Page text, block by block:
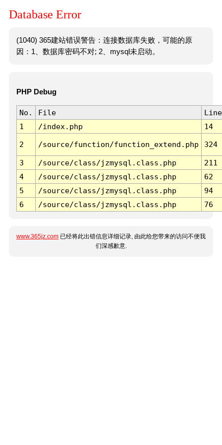
Database Error
(1040) 365建站错误警告：连接数据库失败，可能的原
因：1、数据库密码不对; 2、mysql未启动。
PHP Debug
No. File
Line
1
/index.php 14
2 /source/function/function_extend.php 324
3 /source/class/jzmysql.class.php
211
4
/source/class/jzmysql.class.php
62
5
/source/class/jzmysql.class.php
94
6
/source/class/jzmysql.class.php 76
www.365jz.com 已经将此出错信息详细记录, 由此给您带来的访问不便我
们深感歉意.